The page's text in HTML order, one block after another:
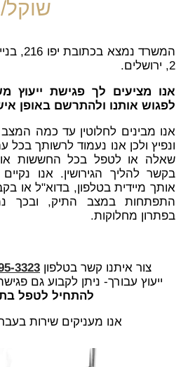
המשרד
2, ירושלים.
אנו מציעים לך פגישת ייעוץ
לפגוש אותנו ולהתרשם באופן
אנו מבינים לחלוטין עד כמה
ונפיץ ולכן אנו נעמוד לרשותך בכל
שאלה או לטפל בכל החששות
בקשר להליך הגירושין. אנו
אותך מיידית בטלפון, בדוא"ל או
התפתחות במצב התיק, ובכך
בפתרון מחלוקות.
צור איתנו קשר בטלפון 3323
ייעוץ עבורך- ניתן לקבוע גם פגישה
להתחיל לטפל
אנו מעניקים שירות